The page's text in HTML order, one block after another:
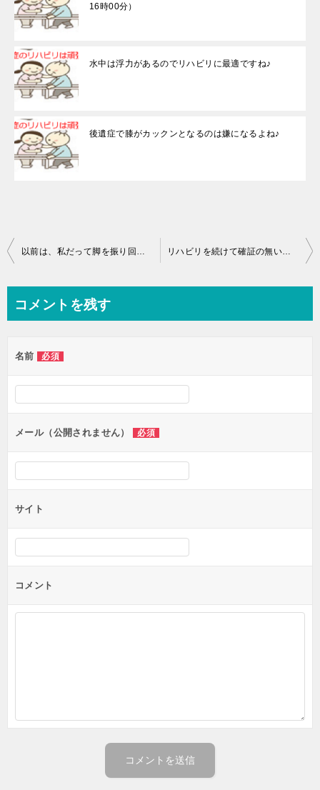
16時00分）
水中は浮力があるのでリハビリに最適ですね♪
後遺症で膝がカックンとなるのは嫌になるよね♪
投
ビ
ー
シ
ン
以前は、私だって脚を振り回したような歩き方をしていましたよ♪ リハビリを続けて確証の無い小さな変化に期待する状態なのかな♪
コメントを残す
名前 必須
メール（公開されません） 必須
サイト
コメント